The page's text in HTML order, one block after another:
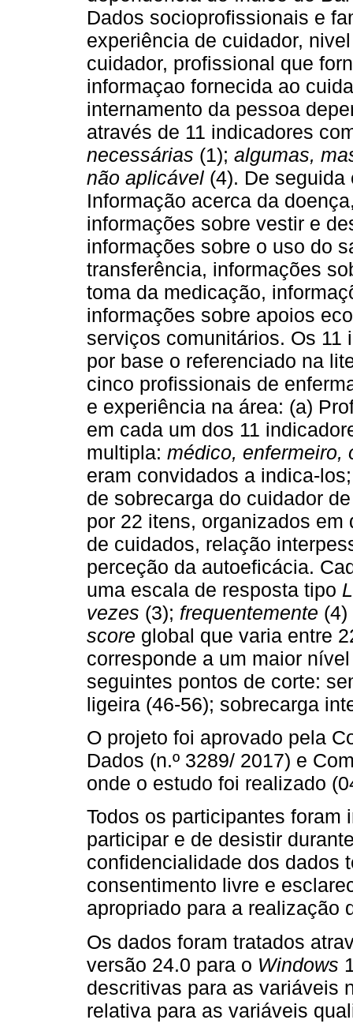
Dados socioprofissionais e
experiência de cuidador,
cuidador, profissional que
informaçao fornecida ao
internamento da pessoa
através de 11 indicadores
necessárias (1); algumas,
não aplicável (4). De seguida
Informação acerca da
informações sobre vestir e
informações sobre o uso do
transferência, informações
toma da medicação,
informações sobre apoios
serviços comunitários. Os
por base o referenciado na
cinco profissionais de
e experiência na área: (a)
em cada um dos 11
multipla: médico, enfermeiro,
eram convidados a indica-
de sobrecarga do cuidador
por 22 itens, organizados
de cuidados, relação
perceção da autoeficácia.
uma escala de resposta tipo
vezes (3); frequentemente
score global que varia entre
corresponde a um maior
seguintes pontos de corte:
ligeira (46-56); sobrecarga
O projeto foi aprovado pela
Dados (n.º 3289/ 2017) e
onde o estudo foi realizado
Todos os participantes foram
participar e de desistir
confidencialidade dos dados
consentimento livre e
apropriado para a realização
Os dados foram tratados
versão 24.0 para o Windows
descritivas para as variáveis
relativa para as variáveis